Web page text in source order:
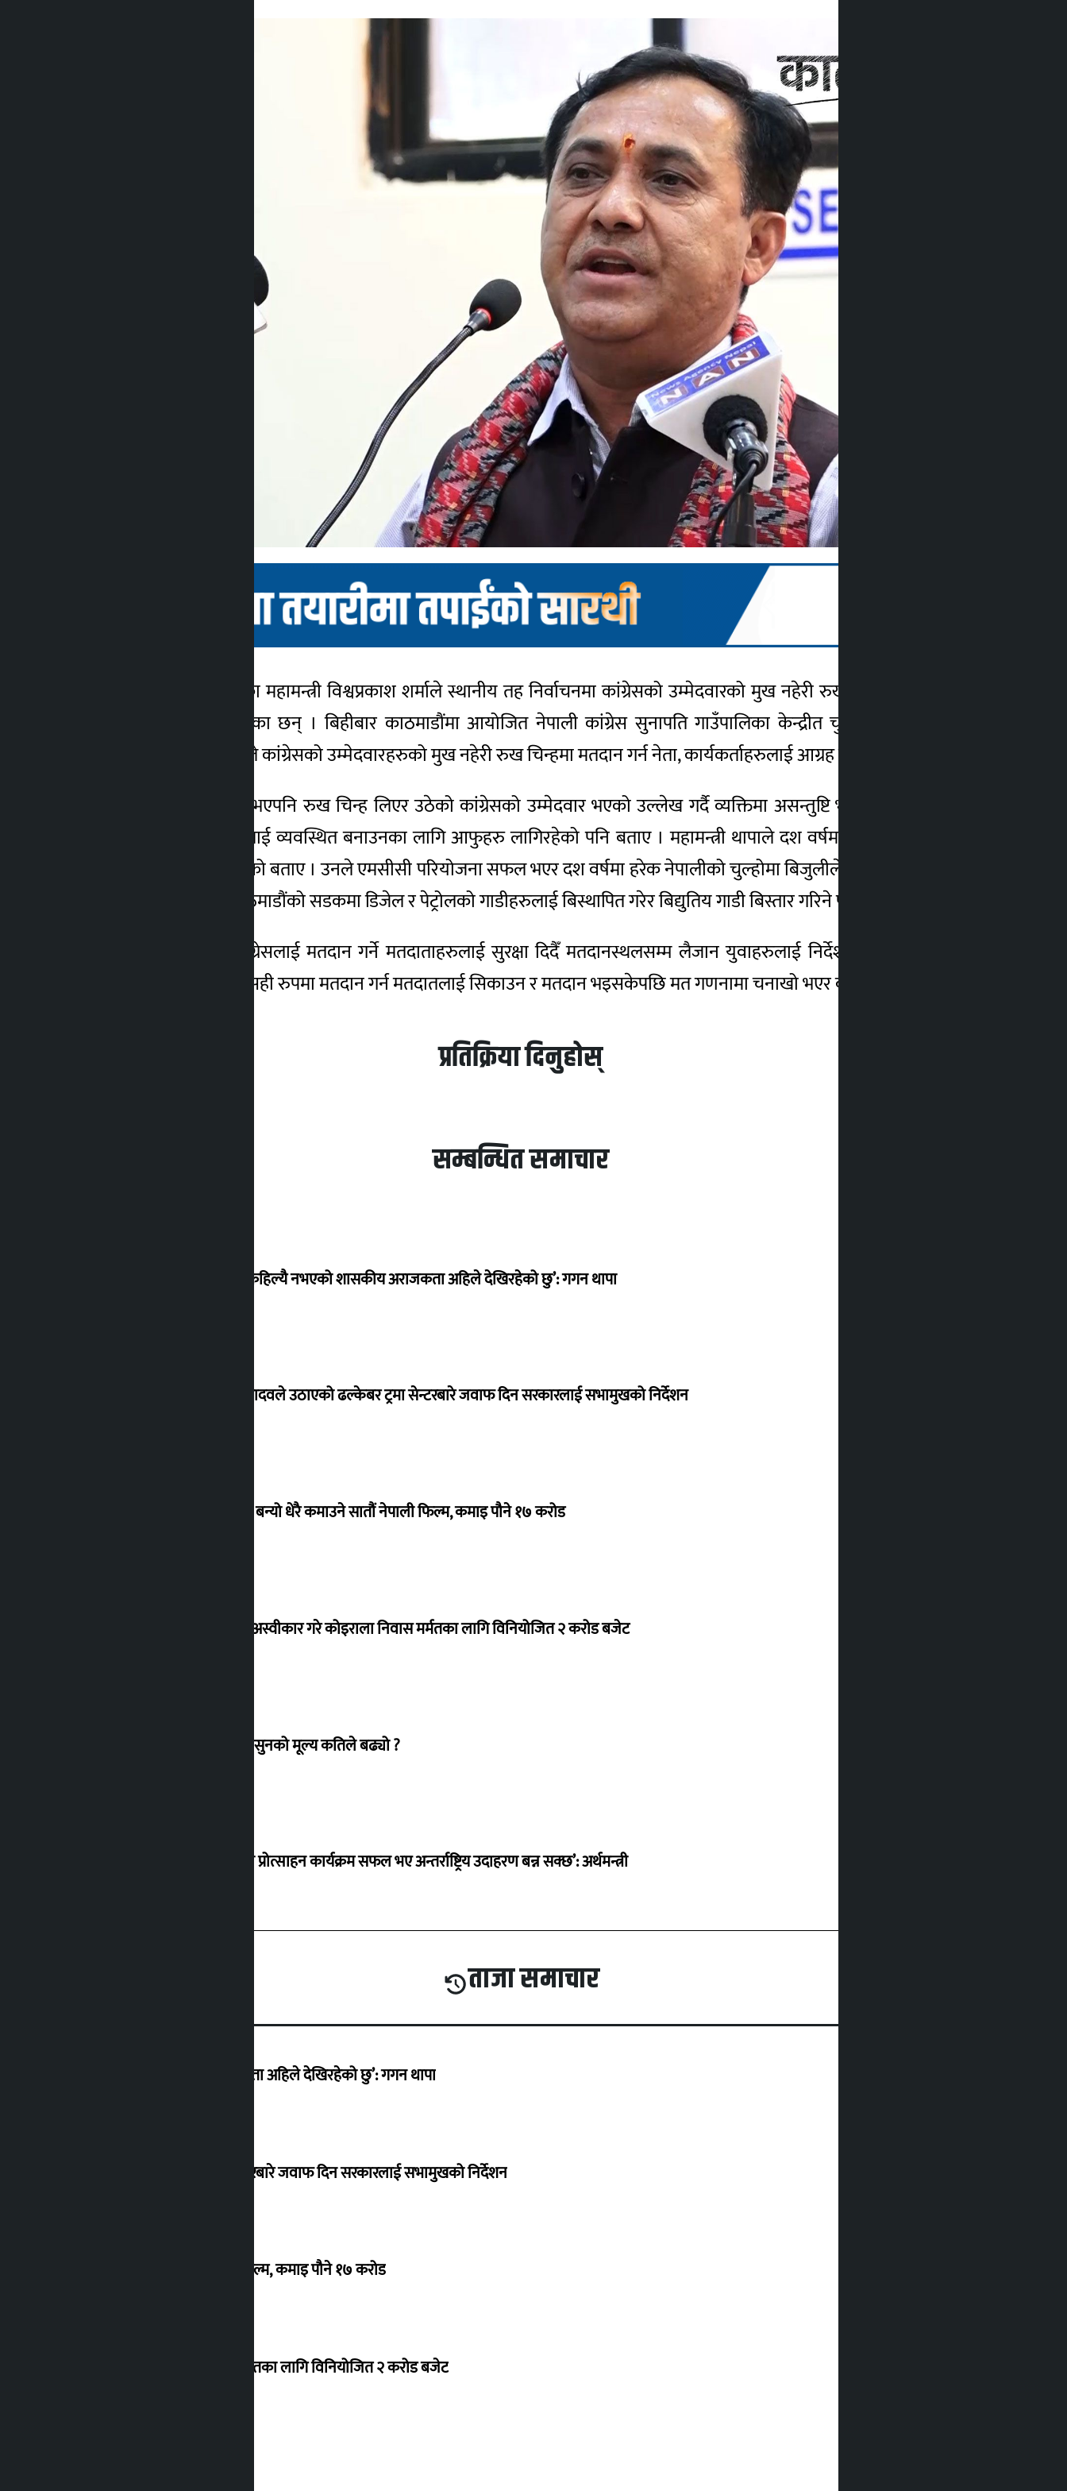
काठमाडौं । नेपाली कांग्रेसका महामन्त्री विश्वप्रकाश शर्माले स्थानीय तह निर्वाचनमा कांग्रेसको उम्मेदवारको मुख नहेरी रुखलाई हेरेर मतदान गर्न नेता,
कार्यकर्ताहरुलाई आग्रह गरेका छन् । बिहीबार काठमाडौंमा आयोजित नेपाली कांग्रेस सुनापति गाउँपालिका केन्द्रीत चुनावी अभियानको भेलालाई
सम्बोधन गर्दै महामन्त्री थापाले कांग्रेसको उम्मेदवारहरुको मुख नहेरी रुख चिन्हमा मतदान गर्न नेता, कार्यकर्ताहरुलाई आग्रह गरेका हुन् ।
उनले जो–जो व्यक्ति भएको भएपनि रुख चिन्ह लिएर उठेको कांग्रेसको उम्मेदवार भएको उल्लेख गर्दै व्यक्तिमा असन्तुष्टि भएपनि कांग्रेस पार्टीलाई मत
दिनुपर्ने बताए । उनले पार्टीलाई व्यवस्थित बनाउनका लागि आफुहरु लागिरहेको पनि बताए । महामन्त्री थापाले दश वर्षमा देशलाई बिजुली बेचेर धनी
बनाउने सपना कांग्रेसको रहेको बताए । उनले एमसीसी परियोजना सफल भएर दश वर्षमा हरेक नेपालीको चुल्होमा बिजुलीले खान पकाउन सक्ने अवस्था
आउने पनि उल्लेख गरे । काठमाडौंको सडकमा डिजेल र पेट्रोलको गाडीहरुलाई बिस्थापित गरेर बिद्युतिय गाडी बिस्तार गरिने पनि उनको भनाई छ ।
महामन्त्री शर्माले नेपाली कांग्रेसलाई मतदान गर्ने मतदाताहरुलाई सुरक्षा दिदैँ मतदानस्थलसम्म लैजान युवाहरुलाई निर्देशन दिए । मतदान गरेर मात्रै
कांग्रेसले नजित्ने भन्दै उहाँले सही रुपमा मतदान गर्न मतदातलाई सिकाउन र मतदान भइसकेपछि मत गणनामा चनाखो भएर बस्न पनि उनले आग्रह गरे ।
प्रतिक्रिया दिनुहोस्
सम्बन्धित समाचार
‘देशमा कहिल्यै नभएको शासकीय अराजकता अहिले देखिरहेको छु’: गगन थापा
सांसद यादवले उठाएको ढल्केबर ट्रमा सेन्टरबारे जवाफ दिन सरकारलाई सभामुखको निर्देशन
‘गौंथली’ बन्यो धेरै कमाउने सातौं नेपाली फिल्म, कमाइ पौने १७ करोड
शेखरले अस्वीकार गरे कोइराला निवास मर्मतका लागि विनियोजित २ करोड बजेट
शुक्रबार सुनको मूल्य कतिले बढ्यो ?
‘करदाता प्रोत्साहन कार्यक्रम सफल भए अन्तर्राष्ट्रिय उदाहरण बन्न सक्छ’: अर्थमन्त्री
ताजा समाचार
‘देशमा कहिल्यै नभएको शासकीय अराजकता अहिले देखिरहेको छु’: गगन थापा
सांसद यादवले उठाएको ढल्केबर ट्रमा सेन्टरबारे जवाफ दिन सरकारलाई सभामुखको निर्देशन
‘गौंथली’ बन्यो धेरै कमाउने सातौं नेपाली फिल्म, कमाइ पौने १७ करोड
शेखरले अस्वीकार गरे कोइराला निवास मर्मतका लागि विनियोजित २ करोड बजेट